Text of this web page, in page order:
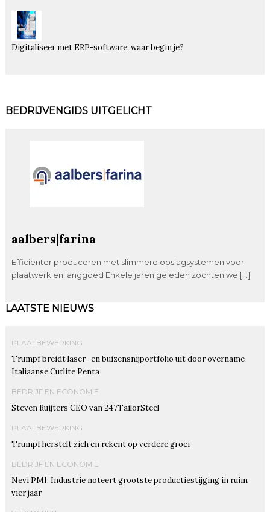
Digitaliseer met ERP-software: waar begin je?
BEDRIJVENGIDS UITGELICHT
aalbers|farina
Efficiënter produceren met slimmere opslagsystemen voor
plaatwerk en langgoed Enkele jaren geleden zochten we […]
LAATSTE NIEUWS
PLAATBEWERKING
Trumpf breidt laser- en buizensnijportfolio uit door overname
Italiaanse Cutlite Penta
BEDRIJF EN ECONOMIE
Steven Ruijters CEO van 247TailorSteel
PLAATBEWERKING
Trumpf herstelt zich en rekent op verdere groei
BEDRIJF EN ECONOMIE
Nevi PMI: Industrie noteert grootste productiestijging in ruim
vier jaar